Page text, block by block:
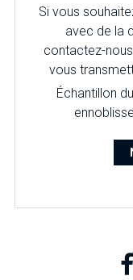
Si vous
avec de la
contactez-
vous
Échantillon